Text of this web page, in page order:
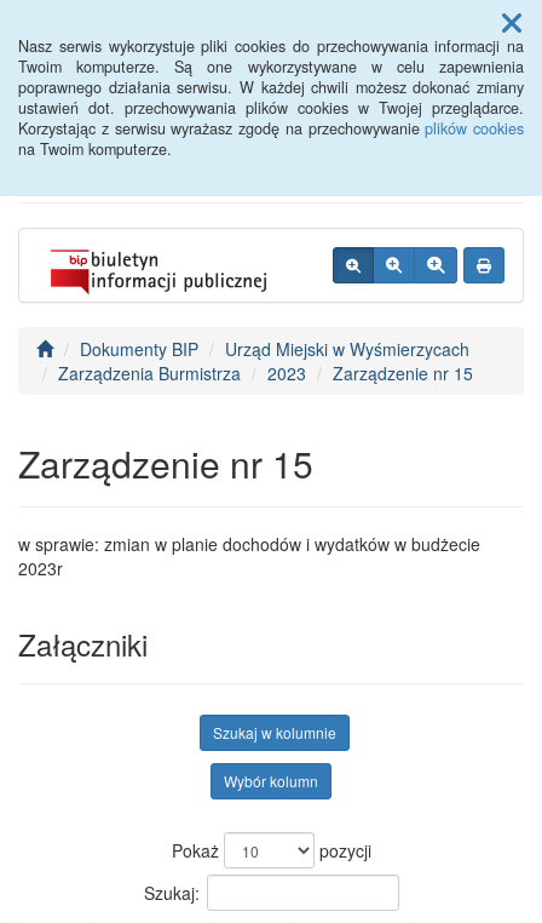
Nasz serwis wykorzystuje pliki cookies do przechowywania informacji na
Twoim komputerze. Są one wykorzystywane w celu zapewnienia
poprawnego działania serwisu. W każdej chwili możesz dokonać zmiany
ustawień dot. przechowywania plików cookies w Twojej przeglądarce.
Korzystając z serwisu wyrażasz zgodę na przechowywanieplików cookies
na Twoim komputerze.
Menu
BIP - Urząd Miejski
Wyśmierzyce
Dokumenty BIP
Urząd Miejski w Wyśmierzycach
Zarządzenia Burmistrza
2023 Zarządzenie nr 15
Zarządzenie nr 15
w sprawie: zmian w planie dochodów i wydatków w budżecie
2023r
Załączniki
Szukaj w kolumnie
Wybór kolumn
Pokaż
pozycji
Szukaj: